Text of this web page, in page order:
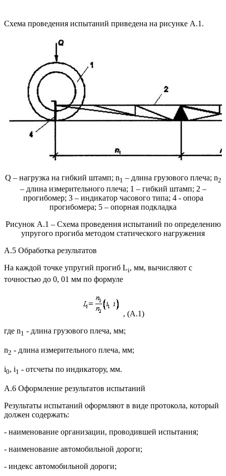
Схема проведения испытаний приведена на рисунке А.1.
Q – нагрузка на гибкий штамп; n1 – длина грузового плеча; n2
– длина измерительного плеча; 1 – гибкий штамп; 2 –
прогибомер; 3 – индикатор часового типа; 4 - опора
прогибомера; 5 – опорная подкладка
Рисунок А.1 – Схема проведения испытаний по определению
упругого прогиба методом статического нагружения
А.5 Обработка результатов
На каждой точке упругий прогиб Li, мм, вычисляют с
точностью до 0, 01 мм по формуле
, (А.1)
где n1 - длина грузового плеча, мм;
n2 - длина измерительного плеча, мм;
i0, i1 - отсчеты по индикатору, мм.
А.6 Оформление результатов испытаний
Результаты испытаний оформляют в виде протокола, который
должен содержать:
- наименование организации, проводившей испытания;
- наименование автомобильной дороги;
- индекс автомобильной дороги;